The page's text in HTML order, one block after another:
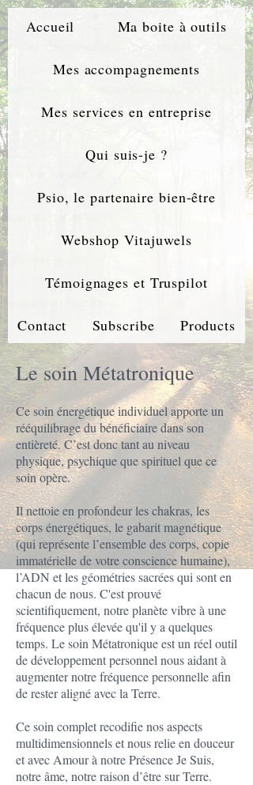
Accueil Ma boite à outils
Mes accompagnements
Mes services en entreprise
Qui suis-je ?
Psio, le partenaire bien-être
Webshop Vitajuwels
Témoignages et Truspilot
Contact Subscribe Products
Le soin Métatronique
Ce soin énergétique individuel apporte un
rééquilibrage du bénéficiaire dans son
entièreté. C’est donc tant au niveau
physique, psychique que spirituel que ce
soin opère.
Il nettoie en profondeur les chakras, les
corps énergétiques, le gabarit magnétique
(qui représente l’ensemble des corps, copie
immatérielle de votre conscience humaine),
l’ADN et les géométries sacrées qui sont en
chacun de nous. C'est prouvé
scientifiquement, notre planète vibre à une
fréquence plus élevée qu'il y a quelques
temps. Le soin Métatronique est un réel outil
de développement personnel nous aidant à
augmenter notre fréquence personnelle afin
de rester aligné avec la Terre.
Ce soin complet recodifie nos aspects
multidimensionnels et nous relie en douceur
et avec Amour à notre Présence Je Suis,
notre âme, notre raison d’être sur Terre.